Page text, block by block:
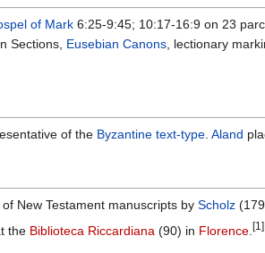
of Mark 6:25-9:45; 10:17-16:9 on 23
Sections, Eusebian Canons, lectionary
of the Byzantine text-type. Aland
New Testament manuscripts by Scholz
the Biblioteca Riccardiana (90) in Florence. [1]